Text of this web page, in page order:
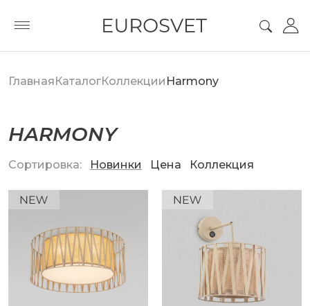
ГлавнаяКаталогКоллекции Harmony
HARMONY
Сортировка: Новинки Цена Коллекция